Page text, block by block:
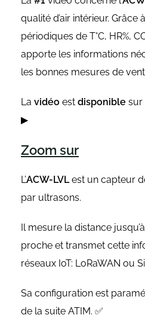
qualité d’air intérieur. Grâce
périodiques de T°C, HR%,
apporte les informations
les bonnes mesures de
La vidéo est disponible sur
▶
Zoom sur
L’ACW-LVLest un capteur
par ultrasons.
Il mesure la distance
proche et transmet cette
réseaux IoT: LoRaWAN ou
Sa configuration est
de la suite ATIM. ✅